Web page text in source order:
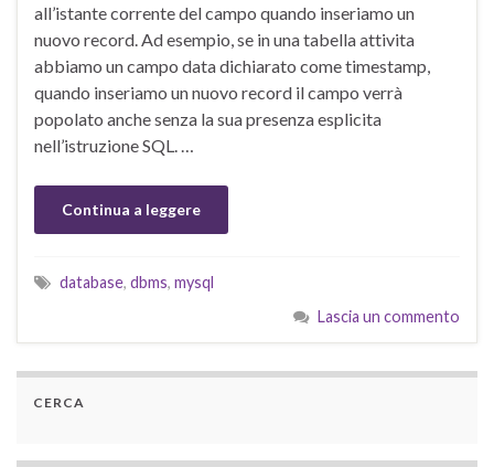
all’istante corrente del campo quando inseriamo un
nuovo record. Ad esempio, se in una tabella attivita
abbiamo un campo data dichiarato come timestamp,
quando inseriamo un nuovo record il campo verrà
popolato anche senza la sua presenza esplicita
nell’istruzione SQL. …
Continua a leggere
database, dbms, mysql
Lascia un commento
CERCA